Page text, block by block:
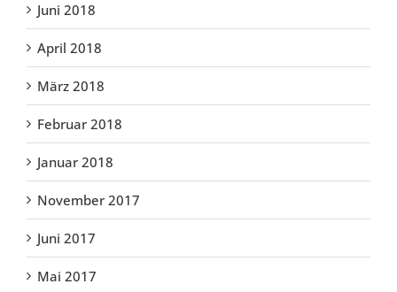
Juni 2018
April 2018
März 2018
Februar 2018
Januar 2018
November 2017
Juni 2017
Mai 2017